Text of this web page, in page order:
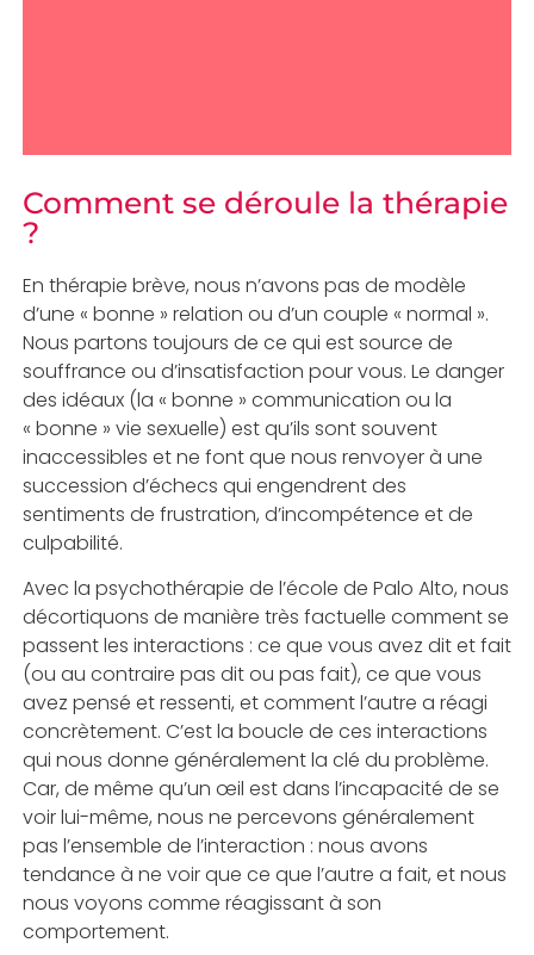
Comment se déroule la thérapie
?
En thérapie brève, nous n’avons pas de modèle
d’une « bonne » relation ou d’un couple « normal ».
Nous partons toujours de ce qui est source de
souffrance ou d’insatisfaction pour vous. Le danger
des idéaux (la « bonne » communication ou la
« bonne » vie sexuelle) est qu’ils sont souvent
inaccessibles et ne font que nous renvoyer à une
succession d’échecs qui engendrent des
sentiments de frustration, d’incompétence et de
culpabilité.
Avec la psychothérapie de l’école de Palo Alto, nous
décortiquons de manière très factuelle comment se
passent les interactions : ce que vous avez dit et fait
(ou au contraire pas dit ou pas fait), ce que vous
avez pensé et ressenti, et comment l’autre a réagi
concrètement. C’est la boucle de ces interactions
qui nous donne généralement la clé du problème.
Car, de même qu’un œil est dans l’incapacité de se
voir lui-même, nous ne percevons généralement
pas l’ensemble de l’interaction : nous avons
tendance à ne voir que ce que l’autre a fait, et nous
nous voyons comme réagissant à son
comportement.